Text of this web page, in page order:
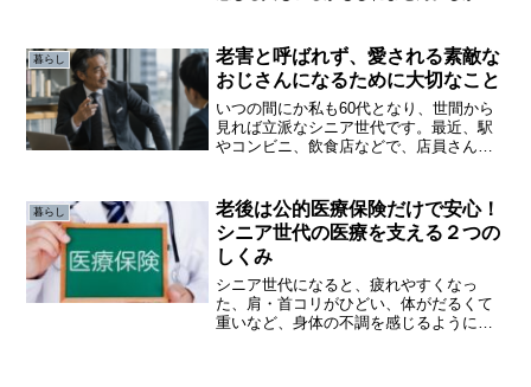
方をデザインするための大切な転換期で
す。子育て...
暮らし
老害と呼ばれず、愛される素敵な
おじさんになるために大切なこと
いつの間にか私も60代となり、世間から
見れば立派なシニア世代です。最近、駅
やコンビニ、飲食店などで、店員さんに
す。「昔はこうだった」「客に対する態
度がなっていない」など...
暮らし
老後は公的医療保険だけで安心！
シニア世代の医療を支える２つの
しくみ
シニア世代になると、疲れやすくなっ
た、肩・首コリがひどい、体がだるくて
重いなど、身体の不調を感じるようにな